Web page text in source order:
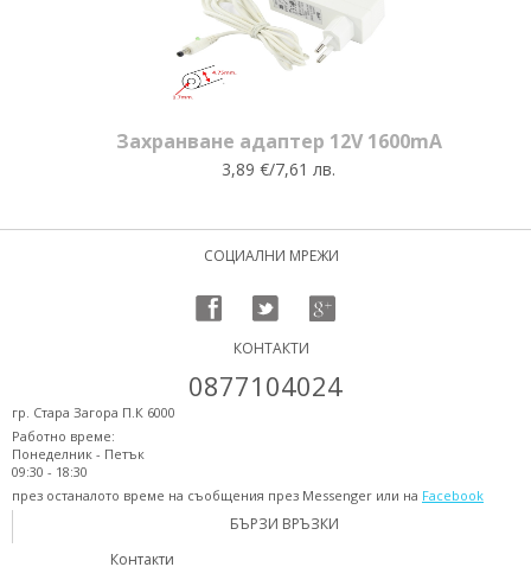
Захранване адаптер 12V 1600mA
3,89 €/7,61 лв.
СОЦИАЛНИ МРЕЖИ
КОНТАКТИ
0877104024
гр. Стара Загора П.К 6000
Работно време:
Понеделник - Петък
09:30 - 18:30
през останалото време на съобщения през Messenger или на Facebook
БЪРЗИ ВРЪЗКИ
Контакти